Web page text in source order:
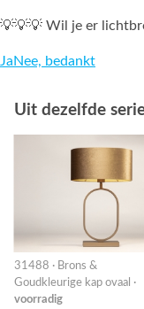
💡💡💡 Wil je er
JaNee, bedankt
Uit dezelfde
31488 · Brons &
Goudkleurige kap ovaal ·
voorradig